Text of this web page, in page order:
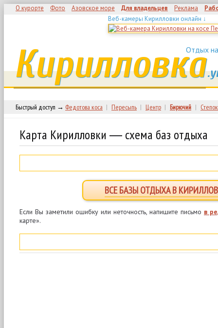
О курорте Фото Азовское море Для владельцев Реклама
Веб-камеры Кирилловки онлайн ↓
Отдых
Кирилловка
Быстрый доступ → Федотова коса | Пересыпь | Центр | Бирючий | Степок
Карта Кирилловки ― схема баз отдыха
ВСЕ БАЗЫ ОТДЫХА В
Если Вы заметили ошибку или неточность, напишите письмо в
карте».